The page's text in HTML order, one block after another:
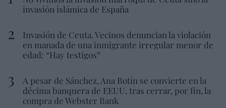
invasión islámica de España
Invasión de Ceuta. Vecinos denuncian la violación
en manada de una inmigrante irregular menor de
edad: “Hay testigos”
A pesar de Sánchez, Ana Botín se convierte en la
décima banquera de EEUU, tras cerrar, por fin, la
compra de Webster Bank